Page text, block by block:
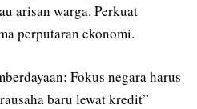
arisan warga. Perkuat
perputaran ekonomi.
Fokus negara harus
baru lewat kredit”